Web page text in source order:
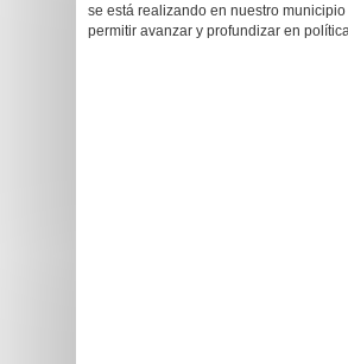
se está realizando en nuestro
permitir avanzar y profundizar en